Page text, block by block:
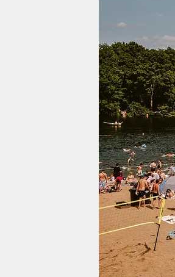
verlag
verlag
shop
fragen & hilfe
abo
epaper login